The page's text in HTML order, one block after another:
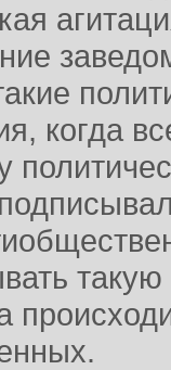
когда
такую